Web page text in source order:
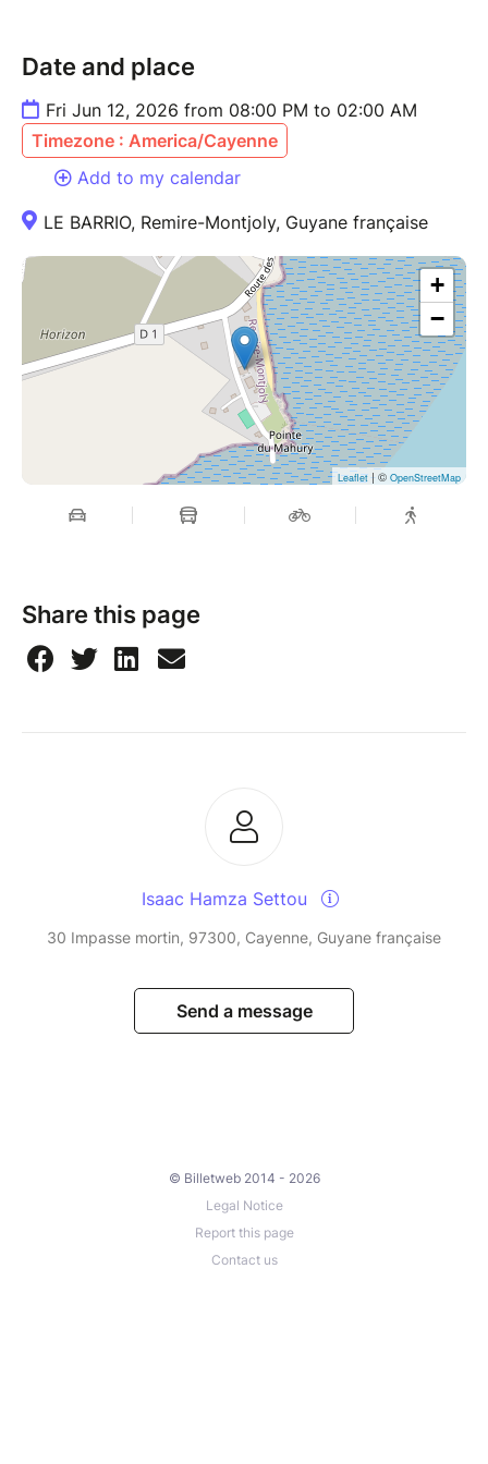
Date and place
Fri Jun 12, 2026 from 08:00 PM to 02:00 AM
Timezone : America/Cayenne
Add to my calendar
LE BARRIO, Remire-Montjoly, Guyane française
+
−
Leaflet| © OpenStreetMap
Share this page
Isaac Hamza Settou
30 Impasse mortin, 97300, Cayenne, Guyane française
Send a message
© Billetweb 2014 - 2026
Legal Notice
Report this page
Contact us